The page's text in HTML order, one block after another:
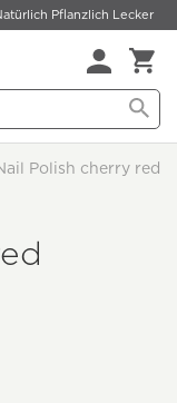
Pflanzlich Lecker
Polish cherry red